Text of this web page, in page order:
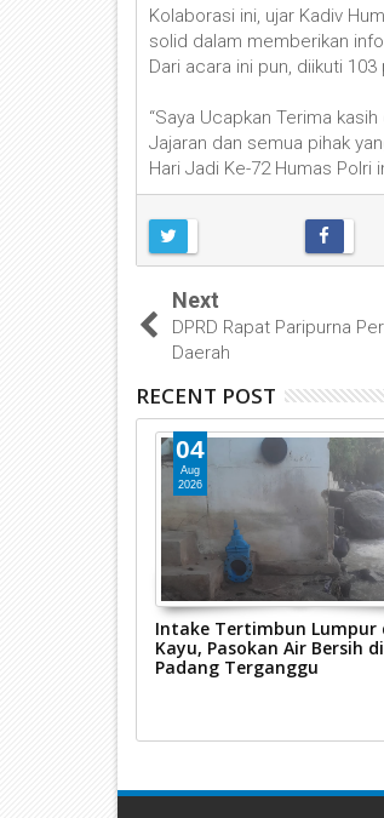
Kolaborasi ini, ujar Kadiv
solid dalam memberikan
Dari acara ini pun, diikuti 103
“Saya Ucapkan Terima
Jajaran dan semua pihak
Hari Jadi Ke-72 Humas Polri
Next
DPRD Rapat Paripurna
Daerah
RECENT POST
04
Aug
2026
Intake Tertimbun Lumpur
Kayu, Pasokan Air Bersih
Padang Terganggu